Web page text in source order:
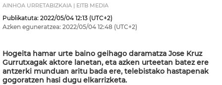
AINHOA URRETABIZKAIA | EITB MEDIA
Publikatuta: 2022/05/04 12:13 (UTC+2)
Azken eguneratzea: 2022/05/04 12:48 (UTC+2)
Hogeita hamar urte baino geihago daramatza Jose Kruz
Gurrutxagak aktore lanetan, eta azken urteetan batez ere
antzerki munduan aritu bada ere, telebistako hastapenak
gogoratzen hasi dugu elkarrizketa.